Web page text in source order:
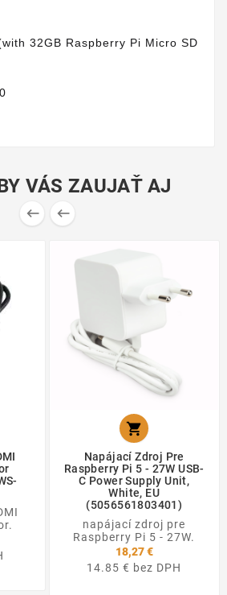
32GB Raspberry Pi Micro SD
VÁS ZAUJAŤ AJ
 

Napájací Zdroj Pre
Raspberry Pi 5 - 27W USB-
C Power Supply Unit,
White, EU
(5056561803401)
napájací zdroj pre
Raspberry Pi 5 - 27W.
18,27 €
14.85 € bez DPH